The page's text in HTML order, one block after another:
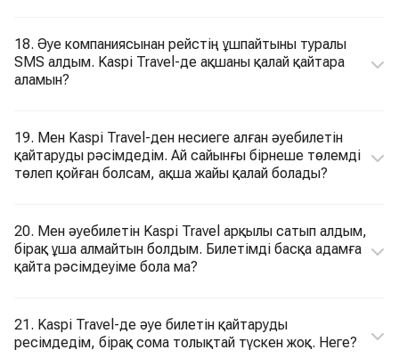
18. Әуе компаниясынан рейстің ұшпайтыны туралы
SMS алдым. Kaspi Travel-де ақшаны қалай қайтара
аламын?
19. Мен Kaspi Travel-ден несиеге алған әуебилетін
қайтаруды рәсімдедім. Ай сайынғы бірнеше төлемді
төлеп қойған болсам, ақша жайы қалай болады?
20. Мен әуебилетін Kaspi Travel арқылы сатып алдым,
бірақ ұша алмайтын болдым. Билетімді басқа адамға
қайта рәсімдеуіме бола ма?
21. Kaspi Travel-де әуе билетін қайтаруды
ресімдедім, бірақ сома толықтай түскен жоқ. Неге?